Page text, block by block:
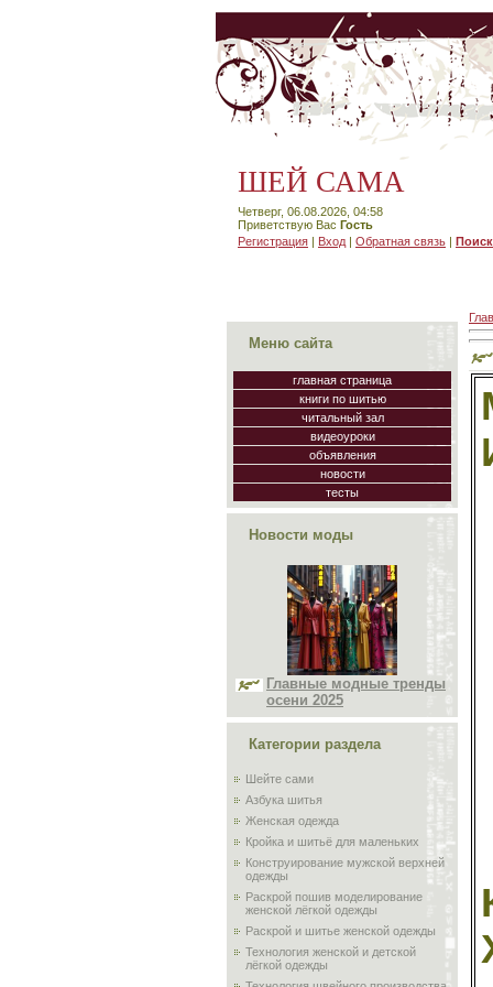
ШЕЙ САМА
Четверг, 06.08.2026, 04:58
Приветствую Вас Гость
Регистрация | Вход | Обратная связь |
Меню сайта
главная страница
книги по шитью
читальный зал
видеоуроки
объявления
новости
тесты
Новости моды
Главные модные тренды
осени 2025
Категории раздела
Шейте сами
Азбука шитья
Женская одежда
Кройка и шитьё для маленьких
Конструирование мужской верхней
одежды
Раскрой пошив моделирование
женской лёгкой одежды
Раскрой и шитье женской одежды
Технология женской и детской
лёгкой одежды